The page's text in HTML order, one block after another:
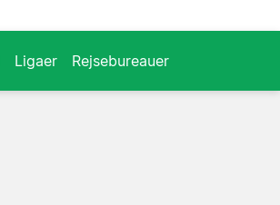
Ligaer Rejsebureauer